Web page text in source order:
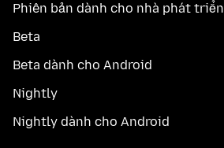
Phiên bản dành cho nhà phát triển
Beta
Beta dành cho Android
Nightly
Nightly dành cho Android